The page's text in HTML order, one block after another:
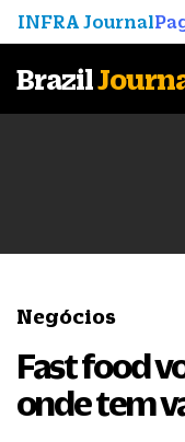
INFRA Journal
Brazil
Negócios
Fast food
onde tem